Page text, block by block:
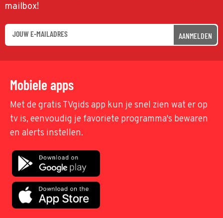
mailbox!
AANMELDEN
Mobiele apps
Met de gratis TVgids app kun je snel zien wat er op
tv is, eenvoudig je favoriete programma's bewaren
en alerts instellen.